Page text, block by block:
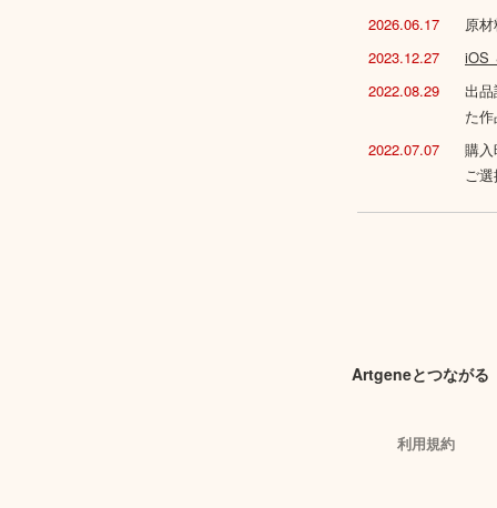
2026.06.17
原
2023.12.27
iOS
2022.08.29
出
た
2022.07.07
購
ご
Artgeneとつながる
利用規約